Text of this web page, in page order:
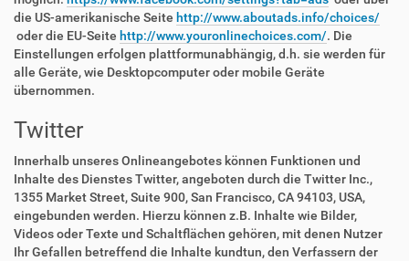
die US-amerikanische Seite http://www.aboutads.info/choices/
oder die EU-Seite http://www.youronlinechoices.com/. Die
Einstellungen erfolgen plattformunabhängig, d.h. sie werden für
alle Geräte, wie Desktopcomputer oder mobile Geräte
übernommen.
Twitter
Innerhalb unseres Onlineangebotes können Funktionen und
Inhalte des Dienstes Twitter, angeboten durch die Twitter Inc.,
1355 Market Street, Suite 900, San Francisco, CA 94103, USA,
eingebunden werden. Hierzu können z.B. Inhalte wie Bilder,
Videos oder Texte und Schaltflächen gehören, mit denen Nutzer
Ihr Gefallen betreffend die Inhalte kundtun, den Verfassern der